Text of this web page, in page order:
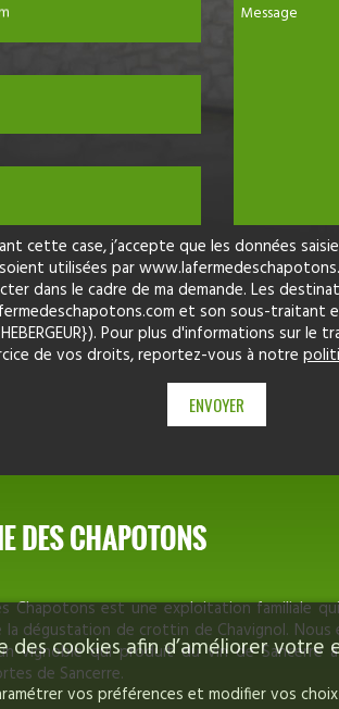
Message
cette case, j’accepte que les données
utilisées par
dans le cadre de ma demande. Les
et son sous-traitant
Pour plus d'informations sur le
de vos droits, reportez-vous à notre
Chapotons est une exploitation familiale
dégustation de crottin de Chavignol. Nous
vignoble qui produit du vin de Sancerre
de Sancerre.
des cookies afin d’améliorer
vos préférences et modifier vos